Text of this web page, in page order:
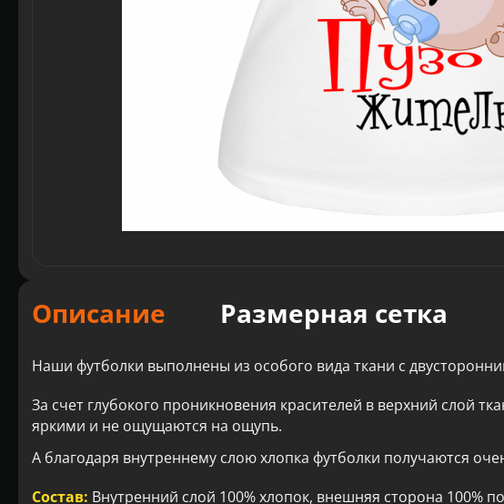
Описание Размерная сетка
Наши футболки выполнены из особого вида ткани с
За счет глубокого проникновения красителей в верхний слой
яркими и не ощущаются на ощупь.
А благодаря внутреннему слою хлопка футболки получаются
Состав: Внутренний слой 100% хлопок, внешняя сторона 100%